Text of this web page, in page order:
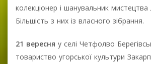
колекціонер і шанувальник
Більшість з них із власного зібрання.
21 вересня у селі Четфолво
товариство угорської культури